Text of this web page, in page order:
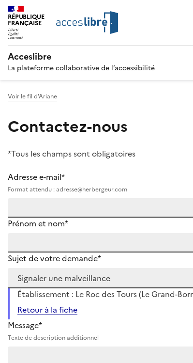
RÉPUBLIQUE
FRANÇAISE
Acceslibre
La plateforme collaborative de l’accessibilité
Voir le fil d'Ariane
Contactez-nous
*Tous les champs sont obligatoires
Adresse e-mail*
Format attendu : adresse@herbergeur.com
Prénom et nom*
Sujet de votre demande*
Établissement : Le Roc des Tours (Le Grand-
Retour à la fiche
Message*
Texte de description additionnel